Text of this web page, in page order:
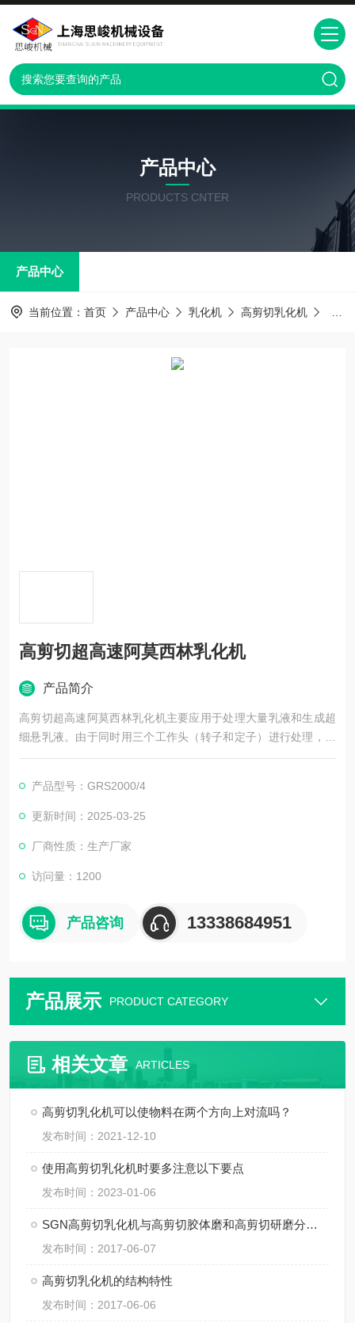
产品中心
PRODUCTS CNTER
产品中心
当前位置： 首页 产品中心 乳化机 高剪切乳化机
高剪切超高速阿莫西林乳化机
产品简介
高剪切超高速阿莫西林乳化机主要应用于处理大量乳液和生成超
细悬乳液。由于同时用三个工作头（转子和定子）进行处理，可
获得很窄的粒径分布,获得更小的液滴和颗粒，因而生成的混合液
机器都有相同的转速和剪切率，这样便于规模扩产。符合GSP和
SSP的清洁标准,因此特别适合于食和药品生产。
产品型号：GRS2000/4
更新时间：2025-03-25
厂商性质：生产厂家
访问量：1200
产品咨询 13338684951
产品展示 PRODUCT CATEGORY
相关文章 ARTICLES
高剪切乳化机可以使物料在两个方向上对流吗？
发布时间：2021-12-10
使用高剪切乳化机时要多注意以下要点
发布时间：2023-01-06
SGN高剪切乳化机与高剪切胶体磨和高剪切研磨分散机的区别
发布时间：2017-06-07
高剪切乳化机的结构特性
发布时间：2017-06-06